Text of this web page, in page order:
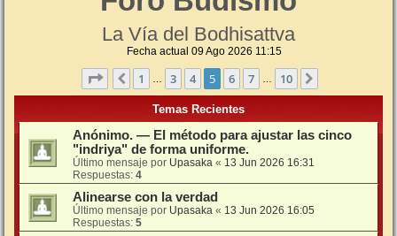
La Vía del Bodhisattva
Fecha actual 09 Ago 2026 11:15
Página de 10
Anterior
1 3 4 5 6 7 10
Temas Recientes
Anónimo. — El método para ajustar las cinco
"indriya" de forma uniforme.
Último mensaje por Upasaka « 13 Jun 2026 16:31
Respuestas: 4
Alinearse con la verdad
Último mensaje por Upasaka « 13 Jun 2026 16:05
Respuestas: 5